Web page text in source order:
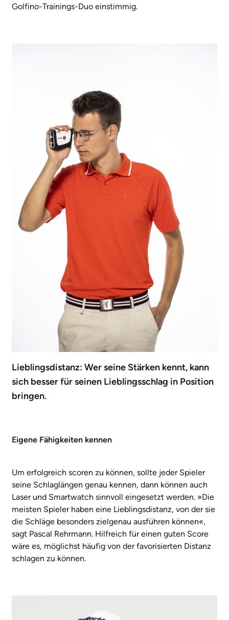
Golfino-Trainings-Duo einstimmig.
Lieblingsdistanz: Wer seine Stärken kennt, kann
sich besser für seinen Lieblingsschlag in Position
bringen.
Eigene Fähigkeiten kennen
Um erfolgreich scoren zu können, sollte jeder Spieler
seine Schlaglängen genau kennen, dann können auch
Laser und Smartwatch sinnvoll eingesetzt werden. »Die
meisten Spieler haben eine Lieblingsdistanz, von der sie
die Schläge besonders zielgenau ausführen können«,
sagt Pascal Rehrmann. Hilfreich für einen guten Score
wäre es, möglichst häufig von der favorisierten Distanz
schlagen zu können.